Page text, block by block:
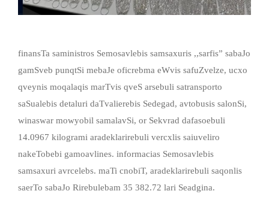
finansTa saministros Semosavlebis samsaxuris ,,sarfis” sabaJo
gamSveb punqtSi mebaJe oficrebma eWvis safuZvelze, ucxo
qveynis moqalaqis marTvis qveS arsebuli satransporto
saSualebis detaluri daTvalierebis Sedegad, avtobusis salonSi,
winaswar mowyobil samalavSi, or Sekvrad dafasoebuli
14.0967 kilogrami aradeklarirebuli vercxlis saiuveliro
nakeTobebi gamoavlines. informacias Semosavlebis
samsaxuri avrcelebs. maTi cnobiT, aradeklarirebuli saqonlis
saerTo sabaJo Rirebulebam 35 382.72 lari Seadgina.